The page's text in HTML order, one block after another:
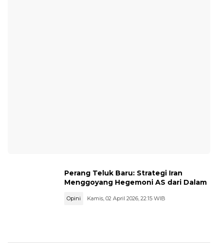
Perang Teluk Baru: Strategi Iran
Menggoyang Hegemoni AS dari Dalam
Opini Kamis, 02 April 2026, 22:15 WIB